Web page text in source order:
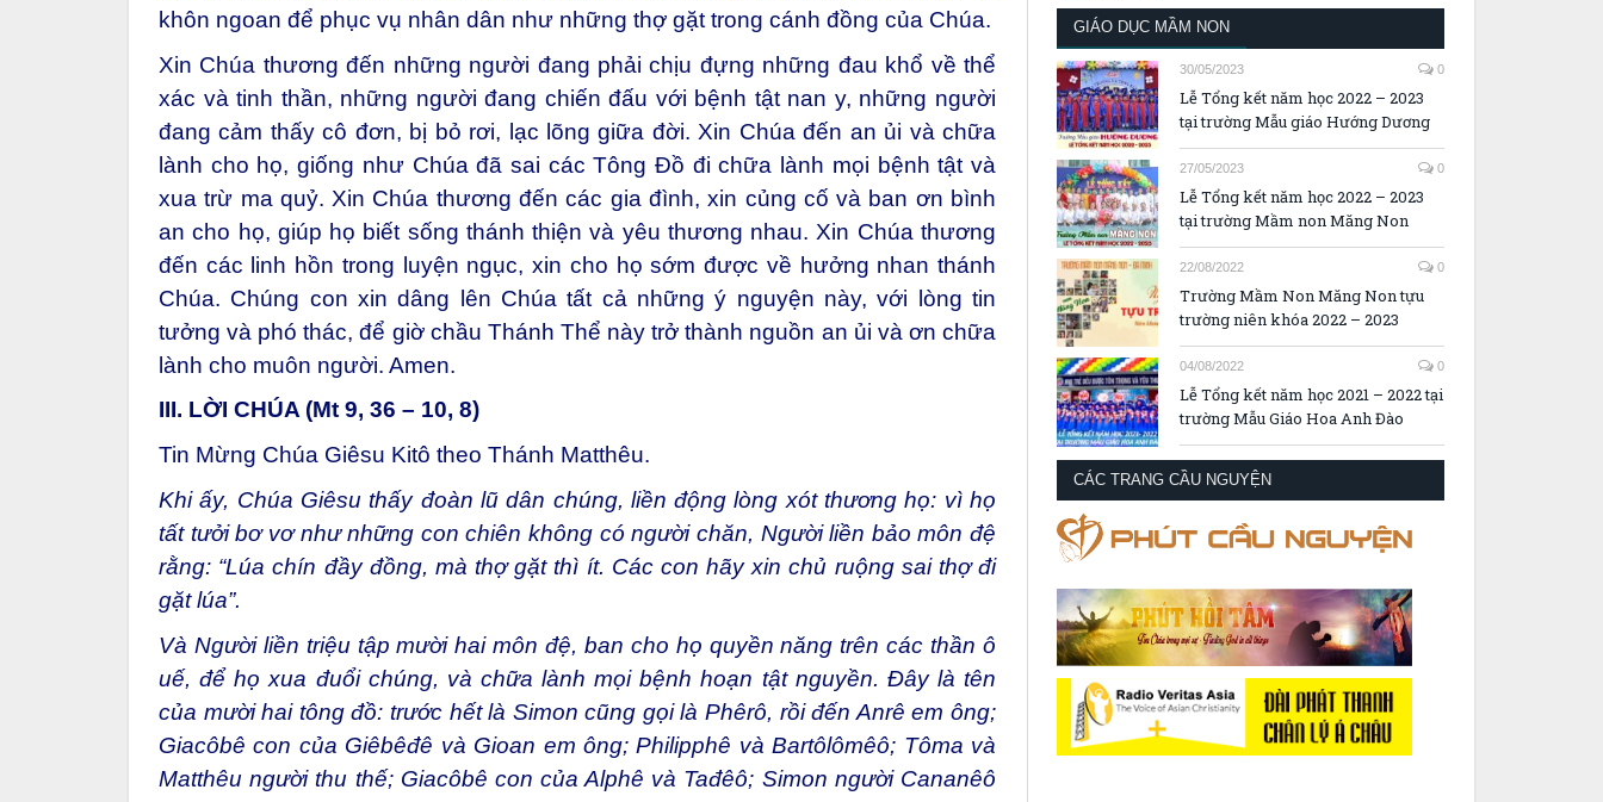
khôn ngoan để phục vụ nhân dân như những thợ gặt trong cánh đồng của Chúa.
Xin Chúa thương đến những người đang phải chịu đựng những đau khổ về thể
xác và tinh thần, những người đang chiến đấu với bệnh tật nan y, những người
đang cảm thấy cô đơn, bị bỏ rơi, lạc lõng giữa đời. Xin Chúa đến an ủi và chữa
lành cho họ, giống như Chúa đã sai các Tông Đồ đi chữa lành mọi bệnh tật và
xua trừ ma quỷ. Xin Chúa thương đến các gia đình, xin củng cố và ban ơn bình
an cho họ, giúp họ biết sống thánh thiện và yêu thương nhau. Xin Chúa thương
đến các linh hồn trong luyện ngục, xin cho họ sớm được về hưởng nhan thánh
Chúa. Chúng con xin dâng lên Chúa tất cả những ý nguyện này, với lòng tin
tưởng và phó thác, để giờ chầu Thánh Thể này trở thành nguồn an ủi và ơn chữa
lành cho muôn người. Amen.
III. LỜI CHÚA (Mt 9, 36 – 10, 8)
Tin Mừng Chúa Giêsu Kitô theo Thánh Matthêu.
Khi ấy, Chúa Giêsu thấy đoàn lũ dân chúng, liền động lòng xót thương họ: vì họ
tất tưởi bơ vơ như những con chiên không có người chăn, Người liền bảo môn đệ
rằng: “Lúa chín đầy đồng, mà thợ gặt thì ít. Các con hãy xin chủ ruộng sai thợ đi
gặt lúa”.
Và Người liền triệu tập mười hai môn đệ, ban cho họ quyền năng trên các thần ô
uế, để họ xua đuổi chúng, và chữa lành mọi bệnh hoạn tật nguyền. Đây là tên
của mười hai tông đồ: trước hết là Simon cũng gọi là Phêrô, rồi đến Anrê em ông;
Giacôbê con của Giêbêđê và Gioan em ông; Philipphê và Bartôlômêô; Tôma và
Matthêu người thu thế; Giacôbê con của Alphê và Tađêô; Simon người Cananêô
GIÁO DỤC MẦM NON
30/05/2023 0
Lễ Tổng kết năm học 2022 – 2023
tại trường Mẫu giáo Hướng Dương
27/05/2023 0
Lễ Tổng kết năm học 2022 – 2023
tại trường Mầm non Măng Non
22/08/2022 0
Trường Mầm Non Măng Non tựu
trường niên khóa 2022 – 2023
04/08/2022 0
Lễ Tổng kết năm học 2021 – 2022 tại
trường Mẫu Giáo Hoa Anh Đào
CÁC TRANG CẦU NGUYỆN